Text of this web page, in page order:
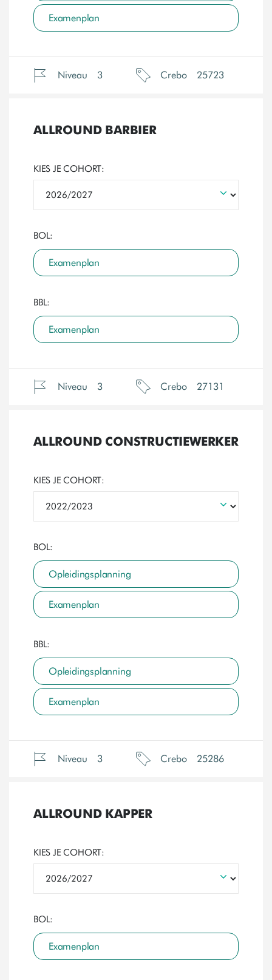
Examenplan
Niveau 3 Crebo 25723
ALLROUND BARBIER
KIES JE COHORT:
BOL:
Examenplan
BBL:
Examenplan
Niveau 3 Crebo 27131
ALLROUND CONSTRUCTIEWERKER
KIES JE COHORT:
BOL:
Opleidingsplanning
Examenplan
BBL:
Opleidingsplanning
Examenplan
Niveau 3 Crebo 25286
ALLROUND KAPPER
KIES JE COHORT:
BOL:
Examenplan